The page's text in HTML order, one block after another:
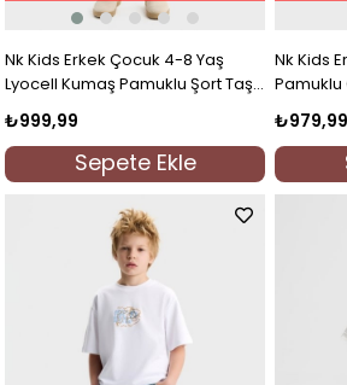
Nk Kids Erkek Çocuk 4-8 Yaş
Lyocell Kumaş Pamuklu Şort Taş
Rengi
₺999,99
Sepete Ekle
Nk Kids
Pamuklu
Şort Haki
₺979,99